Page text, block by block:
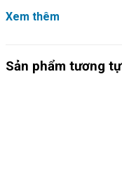
Xem thêm
Sản phẩm tương tự